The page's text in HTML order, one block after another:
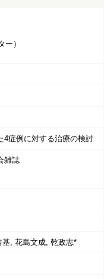
）
4症例に対する治療の検討
雑誌
, 花島文成, 乾政志*